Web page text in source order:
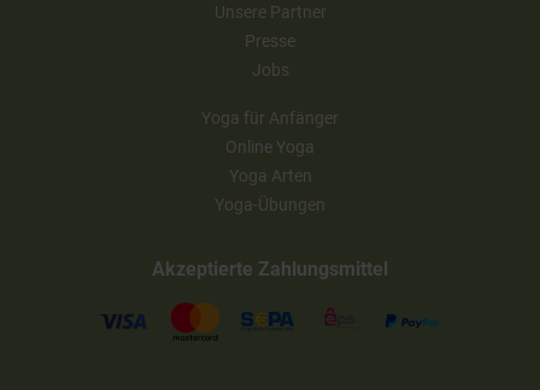
Unsere Partner
Presse
Jobs
Yoga für Anfänger
Online Yoga
Yoga Arten
Yoga-Übungen
Akzeptierte Zahlungsmittel